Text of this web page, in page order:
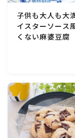
米/ご飯料理・も
麺料理(パスタ・
豆腐・厚揚げ・
缶詰料理(ツナ・
等)
子供も大人も大
イスターソース
くない麻婆豆腐